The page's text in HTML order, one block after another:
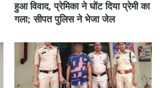
हुआ विवाद, प्रेमिका ने घोंट दिया प्रेमी का
गला; सीपत पुलिस ने भेजा जेल